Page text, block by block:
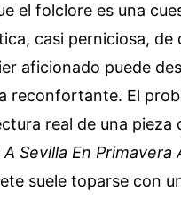
el folclore es una
casi perniciosa, de
aficionado puede
reconfortante. El
real de una pieza
A Sevilla En Primavera
suele toparse con